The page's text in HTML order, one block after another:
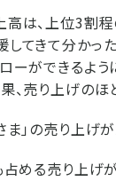
高は、上位3割
てきて分かっ
ーができるよ
、売り上げのほ
ま」の売り上げ
める売り上げ